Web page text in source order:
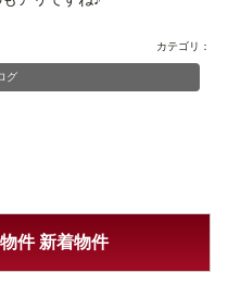
カテゴリ：
グ
件 新着物件